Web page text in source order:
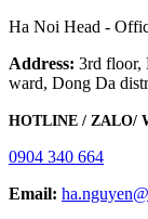
Ha Noi Head -
Address: 3rd floor,
ward, Dong Da
HOTLINE / ZALO/
0904 340 664
Email: